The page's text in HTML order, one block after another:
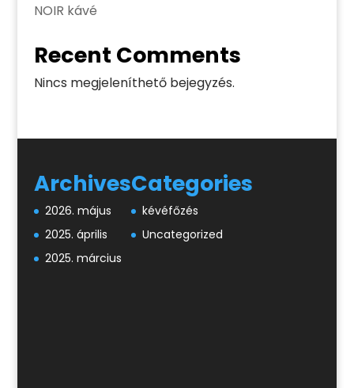
NOIR kávé
Recent Comments
Nincs megjeleníthető bejegyzés.
Archives
2026. május
2025. április
2025. március
Categories
kévéfőzés
Uncategorized